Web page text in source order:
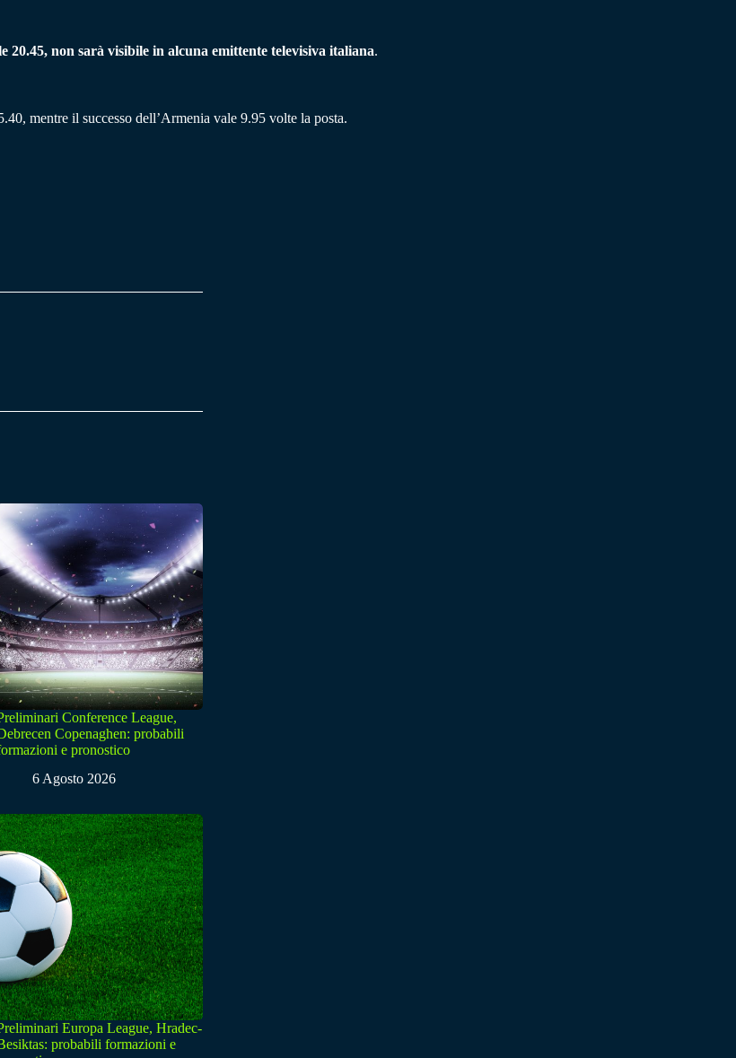
20.45, non sarà visibile in alcuna emittente televisiva italiana.
mentre il successo dell’Armenia vale 9.95 volte la posta.
Conference League,
Copenaghen: probabili
e pronostico
6 Agosto 2026
Europa League, Hradec-
probabili formazioni e